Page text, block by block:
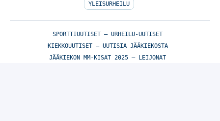
YLEISURHEILU
SPORTTIUUTISET – URHEILU-UUTISET
KIEKKOUUTISET – UUTISIA JÄÄKIEKOSTA
JÄÄKIEKON MM-KISAT 2025 – LEIJONAT